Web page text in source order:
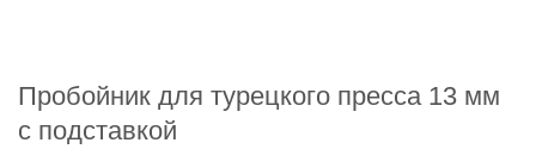
Пробойник для турецкого пресса 13 мм
с подставкой